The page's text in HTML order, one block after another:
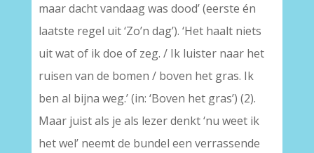
maar dacht vandaag was dood’ (eerste én
laatste regel uit ‘Zo’n dag’). ‘Het haalt niets
uit wat of ik doe of zeg. / Ik luister naar het
ruisen van de bomen / boven het gras. Ik
ben al bijna weg.’ (in: ‘Boven het gras’) (2).
Maar juist als je als lezer denkt ‘nu weet ik
het wel’ neemt de bundel een verrassende